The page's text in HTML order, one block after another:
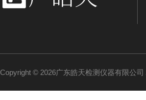
Copyright © 2026广东皓天检测仪器有限公